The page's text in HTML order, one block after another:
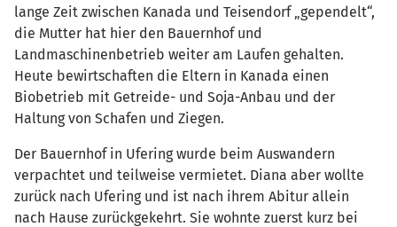
lange Zeit zwischen Kanada und Teisendorf „gependelt“,
die Mutter hat hier den Bauernhof und
Landmaschinenbetrieb weiter am Laufen gehalten.
Heute bewirtschaften die Eltern in Kanada einen
Biobetrieb mit Getreide- und Soja-Anbau und der
Haltung von Schafen und Ziegen.
Der Bauernhof in Ufering wurde beim Auswandern
verpachtet und teilweise vermietet. Diana aber wollte
zurück nach Ufering und ist nach ihrem Abitur allein
nach Hause zurückgekehrt. Sie wohnte zuerst kurz bei